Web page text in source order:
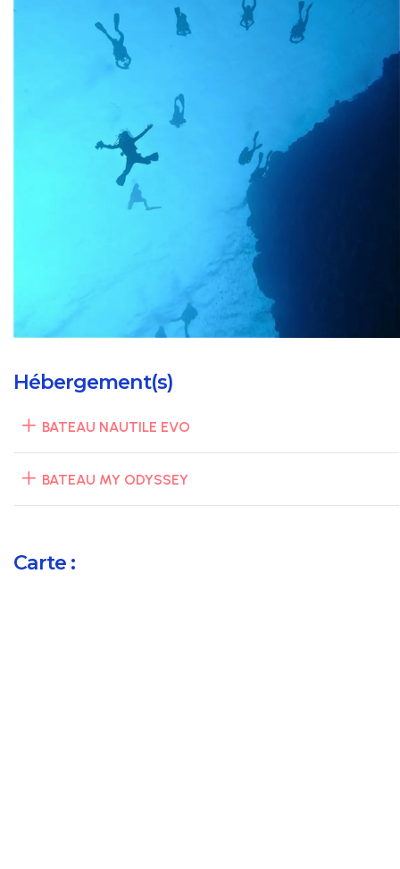
Hébergement(s)
BATEAU NAUTILE EVO
BATEAU MY ODYSSEY
Carte :